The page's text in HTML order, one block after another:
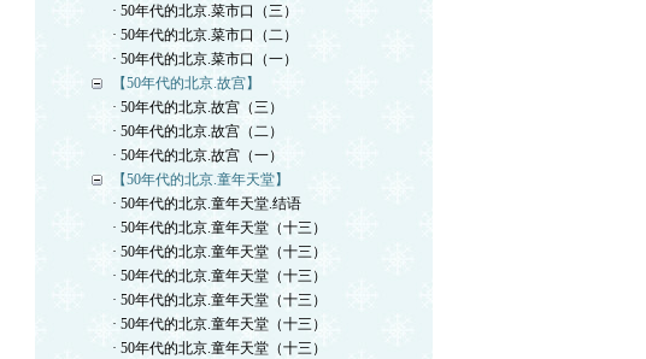
· 50年代的北京.菜市口（三）
· 50年代的北京.菜市口（二）
· 50年代的北京.菜市口（一）
【50年代的北京.故宫】
· 50年代的北京.故宫（三）
· 50年代的北京.故宫（二）
· 50年代的北京.故宫（一）
【50年代的北京.童年天堂】
· 50年代的北京.童年天堂.结语
· 50年代的北京.童年天堂（十三）
· 50年代的北京.童年天堂（十三）
· 50年代的北京.童年天堂（十三）
· 50年代的北京.童年天堂（十三）
· 50年代的北京.童年天堂（十三）
· 50年代的北京.童年天堂（十三）